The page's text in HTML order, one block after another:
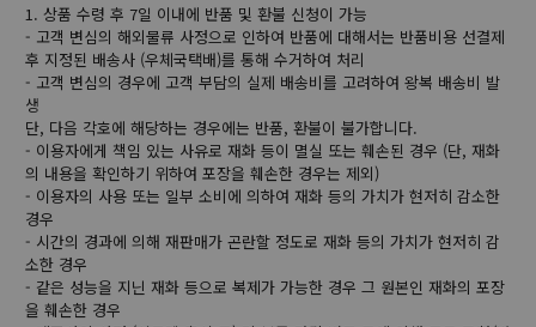
1. 상품 수령 후 7일 이내에 반품 및 환불 신청이 가능
- 고객 변심의 해외물류 사정으로 인하여 반품에 대해서는 반품비용 선결제
후 지정된 배송사 (우체국택배)를 통해 수거하여 처리
- 고객 변심의 경우에 고객 부담의 실제 배송비를 고려하여 왕복 배송비 발
생
단, 다음 각호에 해당하는 경우에는 반품, 환불이 불가합니다.
- 이용자에게 책임 있는 사유로 재화 등이 멸실 또는 훼손된 경우 (단, 재화
의 내용을 확인하기 위하여 포장을 훼손한 경우는 제외)
- 이용자의 사용 또는 일부 소비에 의하여 재화 등의 가치가 현저히 감소한
경우
- 시간의 경과에 의해 재판매가 곤란할 정도로 재화 등의 가치가 현저히 감
소한 경우
- 같은 성능을 지닌 재화 등으로 복제가 가능한 경우 그 원본인 재화의 포장
을 훼손한 경우